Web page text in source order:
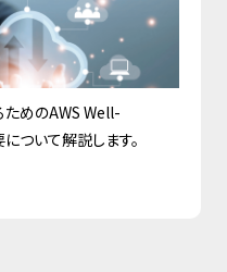
ためのAWS Well-
いて解説します。